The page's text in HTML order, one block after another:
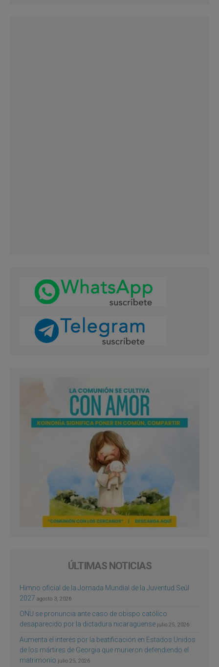
ÚLTIMAS NOTICIAS
Himno oficial de la Jornada Mundial de la Juventud Seúl
2027 agosto 3, 2026
ONU se pronuncia ante caso de obispo católico
desaparecido por la dictadura nicaragüense julio 25, 2026
Aumenta el interés por la beatificación en Estados Unidos
de los mártires de Georgia que murieron defendiendo el
matrimonio julio 25, 2026